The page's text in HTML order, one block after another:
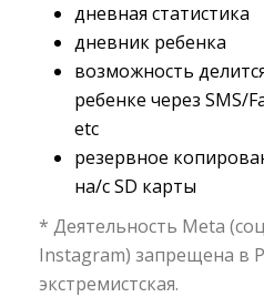
дневная статистика
дневник ребенка
возможность
ребенке через SMS/
etc
резервное
на/с SD карты
* Деятельность Meta
Instagram) запрещена в
экстремистская.